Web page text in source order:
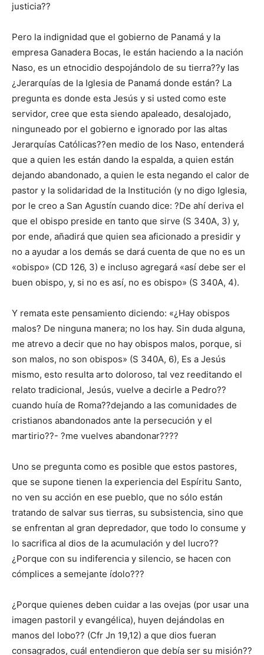
justicia??
Pero la indignidad que el gobierno de Panamá y la
empresa Ganadera Bocas, le están haciendo a la nación
Naso, es un etnocidio despojándolo de su tierra??y las
¿Jerarquías de la Iglesia de Panamá donde están? La
pregunta es donde esta Jesús y si usted como este
servidor, cree que esta siendo apaleado, desalojado,
ninguneado por el gobierno e ignorado por las altas
Jerarquías Católicas??en medio de los Naso, entenderá
que a quien les están dando la espalda, a quien están
dejando abandonado, a quien le esta negando el calor de
pastor y la solidaridad de la Institución (y no digo Iglesia,
por le creo a San Agustín cuando dice: ?De ahí deriva el
que el obispo preside en tanto que sirve (S 340A, 3) y,
por ende, añadirá que quien sea aficionado a presidir y
no a ayudar a los demás se dará cuenta de que no es un
«obispo» (CD 126, 3) e incluso agregará «así debe ser el
buen obispo, y, si no es así, no es obispo» (S 340A, 4).
Y remata este pensamiento diciendo: «¿Hay obispos
malos? De ninguna manera; no los hay. Sin duda alguna,
me atrevo a decir que no hay obispos malos, porque, si
son malos, no son obispos» (S 340A, 6), Es a Jesús
mismo, esto resulta arto doloroso, tal vez reeditando el
relato tradicional, Jesús, vuelve a decirle a Pedro??
cuando huía de Roma??dejando a las comunidades de
cristianos abandonados ante la persecución y el
martirio??- ?me vuelves abandonar????
Uno se pregunta como es posible que estos pastores,
que se supone tienen la experiencia del Espíritu Santo,
no ven su acción en ese pueblo, que no sólo están
tratando de salvar sus tierras, su subsistencia, sino que
se enfrentan al gran depredador, que todo lo consume y
lo sacrifica al dios de la acumulación y del lucro??
¿Porque con su indiferencia y silencio, se hacen con
cómplices a semejante ídolo???
¿Porque quienes deben cuidar a las ovejas (por usar una
imagen pastoril y evangélica), huyen dejándolas en
manos del lobo?? (Cfr Jn 19,12) a que dios fueran
consagrados, cuál entendieron que debía ser su misión??